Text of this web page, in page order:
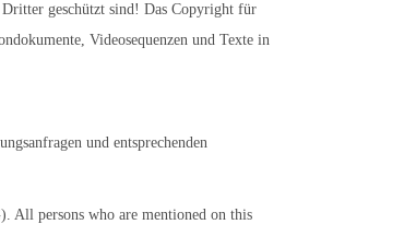
geschützt sind! Das Copyright für
Videosequenzen und Texte in
und entsprechenden
All persons who are mentioned on this